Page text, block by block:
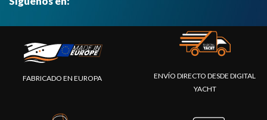
FABRICADO EN EUROPA
ENVÍO DIRECTO DESDE DIGITAL
YACHT